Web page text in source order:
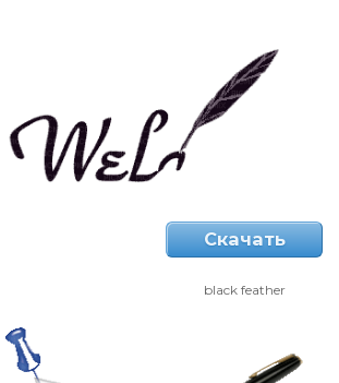
Скачать
black feather